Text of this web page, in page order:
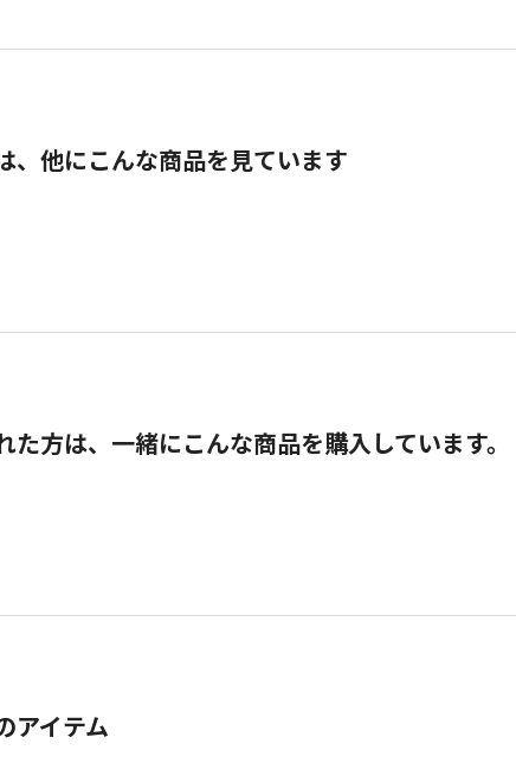
、他にこんな商品を見ています
た方は、一緒にこんな商品を購入しています。
アイテム